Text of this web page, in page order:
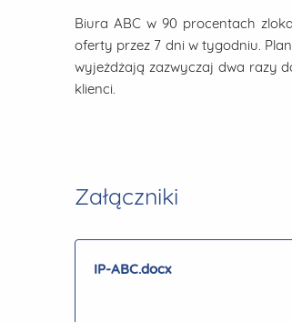
Biura ABC w 90 procentach
oferty przez 7 dni w tygodniu.
wyjeżdżają zazwyczaj dwa razy
klienci.
Załączniki
IP-ABC.docx